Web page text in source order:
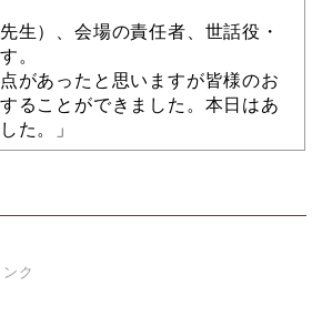
生）、会場の責任者、世話役・
。
があったと思いますが皆様のお
ることができました。本日はあ
た。」
ク